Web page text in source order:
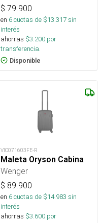
$ 79.900
en 6cuotas de $13.317sin
interés
ahorras $3.200 por
transferencia.
Disponible
VIC071603FE-R
Maleta Oryson Cabina
Wenger
$ 89.900
en 6cuotas de $14.983 sin
interés
ahorras $3.600 por